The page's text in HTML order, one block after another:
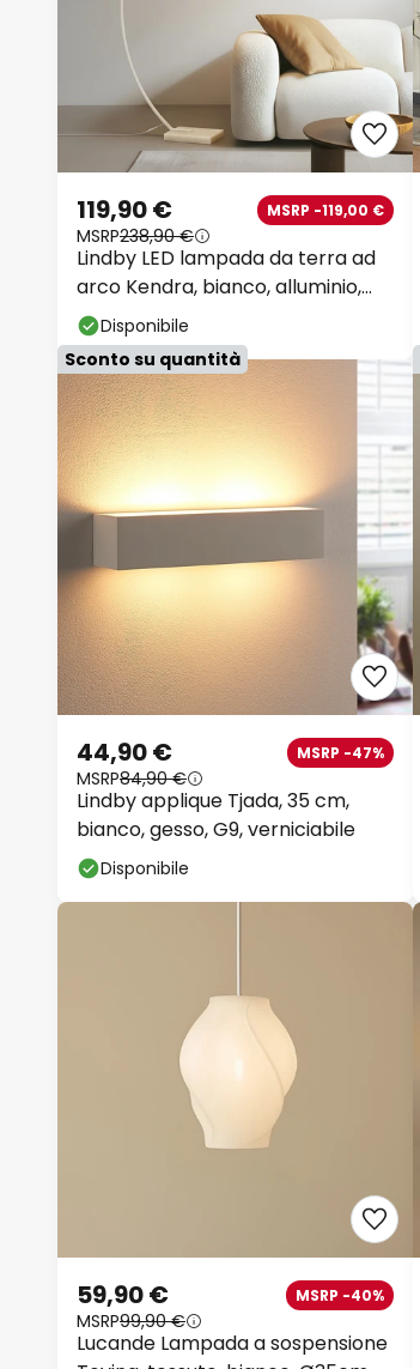
Lindby LED lampada da terra ad
arco Kendra, bianco, alluminio,
altezza 180cm
119,90 € MSRP -119,00 €
MSRP238,90 €
Disponibile
Sconto su quantità
Lindby applique Tjada, 35 cm,
bianco, gesso, G9, verniciabile
44,90 € MSRP -47%
MSRP84,90 €
Disponibile
Lucande Lampada a sospensione
59,90 € MSRP -40%
MSRP99,90 €